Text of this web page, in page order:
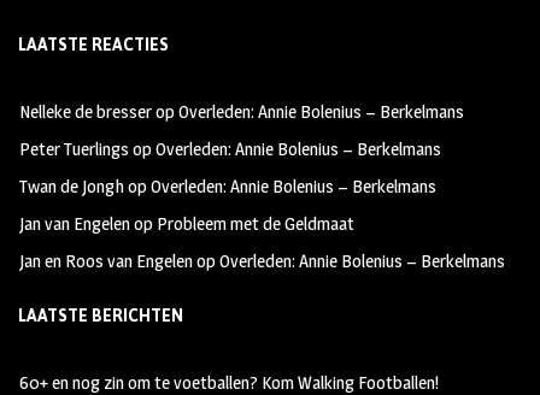
b
oo
k
ag
m
tt
LAATSTE REACTIES
Nelleke de bresseropOverleden: Annie Bolenius – Berkelmans
Peter Tuerlings opOverleden: Annie Bolenius – Berkelmans
Twan de JonghopOverleden: Annie Bolenius – Berkelmans
Jan van Engelenop Probleem met de Geldmaat
Jan en Roos van EngelenopOverleden: Annie Bolenius – Berkelmans
LAATSTE BERICHTEN
60+ en nog zin om te voetballen? Kom Walking Footballen!